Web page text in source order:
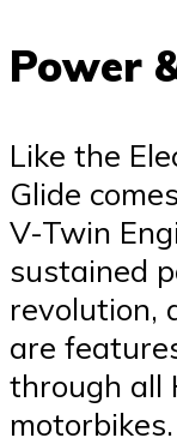
Power
Like the
Glide
V-Twin
sustained
revolution,
are
through all
motorbikes.